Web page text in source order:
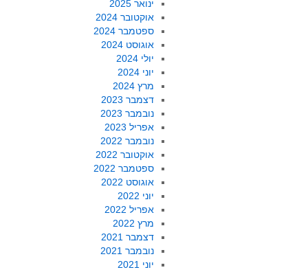
ינואר 2025
אוקטובר 2024
ספטמבר 2024
אוגוסט 2024
יולי 2024
יוני 2024
מרץ 2024
דצמבר 2023
נובמבר 2023
אפריל 2023
נובמבר 2022
אוקטובר 2022
ספטמבר 2022
אוגוסט 2022
יוני 2022
אפריל 2022
מרץ 2022
דצמבר 2021
נובמבר 2021
יוני 2021